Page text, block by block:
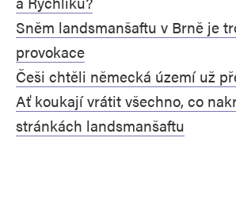
Sněm landsmanšaftu v Brně je
provokace
Češi chtěli německá území už
Ať koukají vrátit všechno, co
stránkách landsmanšaftu